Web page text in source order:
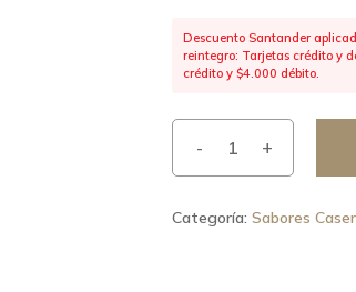
Descuento Santander
reintegro: Tarjetas crédito y
crédito y $4.000 débito.
Categoría:Sabores